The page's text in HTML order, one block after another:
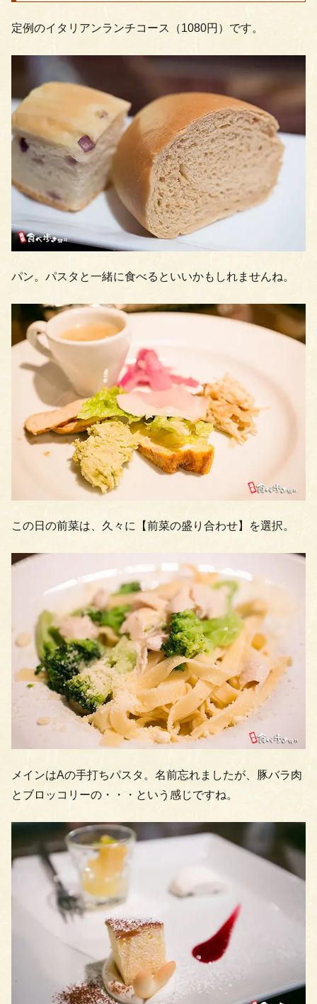
定例のイタリアンランチコース（1080円）です。
パン。パスタと一緒に食べるといいかもしれませんね。
この日の前菜は、久々に【前菜の盛り合わせ】を選択。
メインはAの手打ちパスタ。名前忘れましたが、豚バラ肉
とブロッコリーの・・・という感じですね。